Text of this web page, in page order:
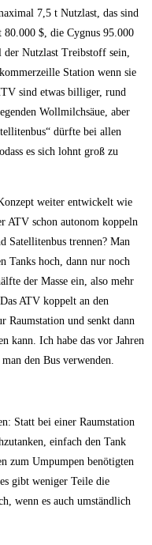
7,5 t Nutzlast, das sind
$, die Cygnus 95.000
Nutzlast Treibstoff sein,
Station wenn sie
sind etwas billiger, rund
Wollmilchsäue, aber
dürfte bei allen
es sich lohnt groß zu
weiter entwickelt wie
ATV schon autonom koppeln
Satellitenbus trennen? Man
Tanks hoch, dann nur noch
der Masse ein, also mehr
ATV koppelt an den
Raumstation und senkt dann
kann. Ich habe das vor Jahren
den Bus verwenden.
Statt bei einer Raumstation
einfach den Tank
zum Umpumpen benötigten
gibt weniger Teile die
wenn es auch umständlich